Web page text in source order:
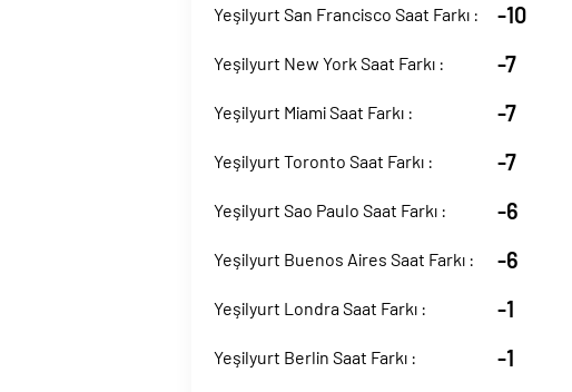
Yeşilyurt San Francisco Saat Farkı : -10
Yeşilyurt New York Saat Farkı : -7
Yeşilyurt Miami Saat Farkı : -7
Yeşilyurt Toronto Saat Farkı : -7
Yeşilyurt Sao Paulo Saat Farkı : -6
Yeşilyurt Buenos Aires Saat Farkı : -6
Yeşilyurt Londra Saat Farkı : -1
Yeşilyurt Berlin Saat Farkı : -1